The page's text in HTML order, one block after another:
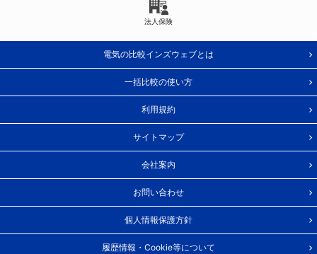
法人保険
電気の比較インズウェブとは
一括比較の使い方
利用規約
サイトマップ
会社案内
お問い合わせ
個人情報保護方針
履歴情報・Cookie等について